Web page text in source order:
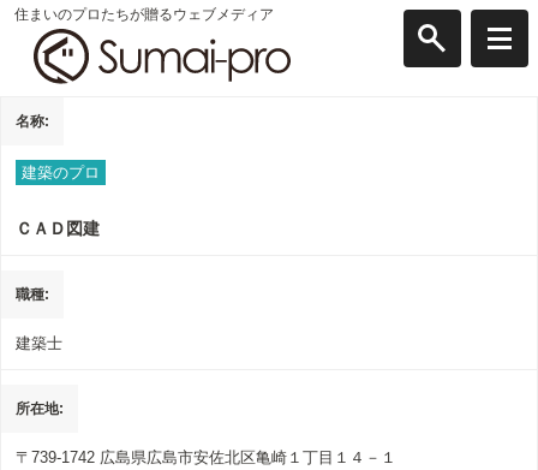
住まいのプロたちが贈るウェブメディア
名称
建築のプロ
ＣＡＤ図建
職種
建築士
所在地
〒739-1742 広島県広島市安佐北区亀崎１丁目１４－１